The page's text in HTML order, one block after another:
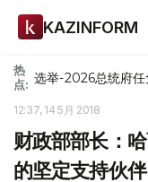
KAZINFORM
热
点: 选举-2026总统府
12:37, 14 5月 2018
财政部部长：
的坚定支持伙伴